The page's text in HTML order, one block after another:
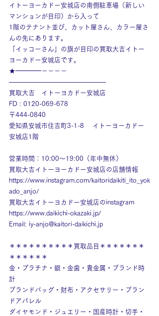
イトーヨーカドー安城店の南側駐車場（新しい
マンションが目印）から入って
1階のテナント並び、カット屋さん、カラー屋さ
んの先にあります。
「イッコーさん」の旗が目印の買取大吉イトー
ヨーカドー安城店です。
★━━━━－－－－
———————————————
買取大吉　イトーヨカドー安城店
FD : 0120-069-678
〒444-0840
愛知県安城市住吉町3-1-8　 イトーヨーカドー
安城店1階
営業時間：10:00～19:00（年中無休）
買取大吉イトーヨーカドー安城店の店舗情報
https://www.instagram.com/kaitoridaikiti_ito_yok
ado_anjo/
買取大吉イトーヨカドー安城店のinstagram
https://www.daikichi-okazaki.jp/
Email: iy-anjo@kaitori-daikichi.jp
＊＊＊＊＊＊＊＊＊＊買取品目＊＊＊＊＊＊＊
＊＊＊＊＊＊
金・プラチナ・銀・金歯・貴金属・ブランド時
計
ブランドバッグ・財布・アクセサリー・ブラン
ドアパレル
ダイヤモンド・ジュエリー・国産時計・切手・